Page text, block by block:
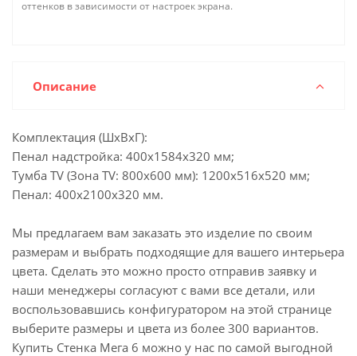
оттенков в зависимости от настроек экрана.
Описание
Комплектация (ШхВхГ):
Пенал надстройка: 400х1584х320 мм;
Тумба TV (Зона TV: 800х600 мм): 1200х516х520 мм;
Пенал: 400х2100х320 мм.
Мы предлагаем вам заказать это изделие по своим
размерам и выбрать подходящие для вашего интерьера
цвета. Сделать это можно просто отправив заявку и
наши менеджеры согласуют с вами все детали, или
воспользовавшись конфигуратором на этой странице
выберите размеры и цвета из более 300 вариантов.
Купить Стенка Мега 6 можно у нас по самой выгодной